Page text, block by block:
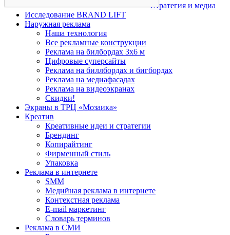
Стратегия и медиа
Исследование BRAND LIFT
Наружная реклама
Наша технология
Все рекламные конструкции
Реклама на билбордах 3х6 м
Цифровые суперсайты
Реклама на биллбордах и бигбордах
Реклама на медиафасадах
Реклама на видеоэкранах
Скидки!
Экраны в ТРЦ «Мозаика»
Креатив
Креативные идеи и стратегии
Брендинг
Копирайтинг
Фирменный стиль
Упаковка
Реклама в интернете
SMM
Медийная реклама в интернете
Контекстная реклама
E-mail маркетинг
Словарь терминов
Реклама в СМИ